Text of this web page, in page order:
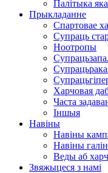
Палітыка
Прыкладанне
Спартовае
Супраць
Ноотропы
Харчовая
Часта
Іншыя
Навіны
Навіны
Навіны
Веды аб
Звяжыцеся з намі